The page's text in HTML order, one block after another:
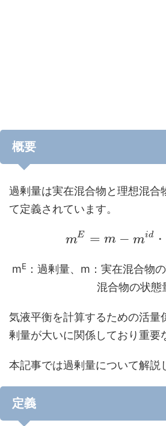
概要
過剰量は実在混合物と理想混合
て定義されています。
mE = m − mid ・
mE：過剰量、m：実在混合物
混合物の状態
気液平衡を計算するための活量
剰量が大いに関係しており重要
本記事では過剰量について解説
定義